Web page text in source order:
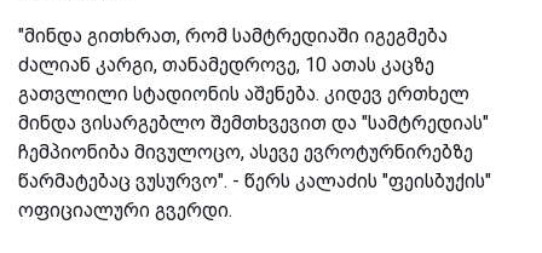
"მინდა გითხრათ, რომ სამტრედიაში იგეგმება
ძალიან კარგი, თანამედროვე, 10 ათას კაცზე
გათვლილი სტადიონის აშენება. კიდევ ერთხელ
მინდა ვისარგებლო შემთხვევით და "სამტრედიას"
ჩემპიონიბა მივულოცო, ასევე ევროტურნირებზე
წარმატებაც ვუსურვო". - წერს კალაძის "ფეისბუქის"
ოფიციალური გვერდი.